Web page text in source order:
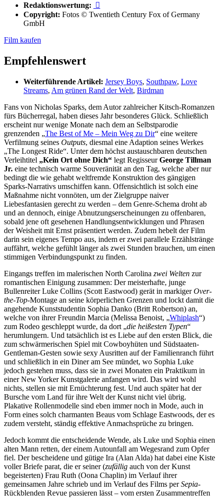
Redaktionswertung:

Copyright: Fotos © Twentieth Century Fox of Germany
GmbH
Film kaufen
Empfehlenswert
Weiterführende Artikel: Jersey Boys, Southpaw, Love
Streams, Am grünen Rand der Welt, Birdman
Fans von Nicholas Sparks, dem Autor zahlreicher Kitsch-Romanzen
fürs Bücherregal, haben dieses Jahr besonderes Glück. Schließlich
erscheint nur wenige Monate nach dem an Selbstparodie
grenzenden „The Best of Me – Mein Weg zu Dir“ eine weitere
Verfilmung seines Outputs, diesmal eine Adaption seines Werkes
„The Longest Ride“. Unter dem höchst austauschbaren deutschen
Verleihtitel „Kein Ort ohne Dich“ legt RegisseurGeorge Tillman
Jr. eine technisch warme Souveränität an den Tag, welche aber nur
bedingt die wie gehabt weltfremde Konstruktion des gängigen
Sparks-Narrativs umschiffen kann. Offensichtlich ist solch eine
Maßnahme nicht vonnöten, um der Zielgruppe naiver
Liebesfantasien gerecht zu werden – dem Genre-Schema droht ab
und an dennoch, einige Abnutzungserscheinungen zu offenbaren,
sobald jene oft gesehenen Handlungsentwicklungen und Phrasen
der Weisheit mit Ernst präsentiert werden. Zudem hebelt der Film
darin sein eigenes Tempo aus, indem er zwei parallele Erzählstränge
auffährt, welche gefühlt länger als zwei Stunden brauchen, um einen
stimmigen Verbindungspunkt zu finden.
Eingangs treffen im malerischen North Carolina zwei Welten zur
romantischen Einigung zusammen: Der meisterhafte, junge
Bullenreiter Luke Collins (Scott Eastwood) gerät in markigerOver-
the-Top-Montage an seine körperlichen Grenzen und lockt damit die
angehende Kunststudentin Sophia Danko (Britt Robertson) an,
welche von ihrer Freundin Marcia (Melissa Benoist, „Whiplash“)
zum Rodeo geschleppt wurde, da dort „die heißesten Typen“
herumlungern. Und tatsächlich ist es Liebe auf den ersten Blick, die
zum schwärmerischen Spiel mit Cowboyhüten und Südstaaten-
Gentleman-Gesten sowie sexy Ausritten auf der Familienranch führt
und schließlich in ein Diner am See mündet, wo Sophia Luke
jedoch gestehen muss, dass sie in zwei Monaten ein Praktikum in
einer New Yorker Kunstgalerie anfangen wird. Das wird wohl
nichts, stellen sie mit Ernüchterung fest. Und auch später hat der
Bursche vom Land für ihre Welt der Kunst nicht viel übrig.
Plakative Rollenmodelle sind eben immer noch in Mode, auch in
Form eines solch charmanten Beaus vom Schlage Eastwoods, der es
zudem versteht, ständig effektive Anmachsprüche zu bringen.
Jedoch kommt die entscheidende Wende, als Luke und Sophia einen
alten Mann retten, der einem Autounfall am Wegesrand zum Opfer
fiel. Der bescheidene und gütige Ira (Alan Alda) hat dabei eine Kiste
voller Briefe parat, die er seiner (zufällig auch von der Kunst
begeisterten) Frau Ruth (Oona Chaplin) im Verlauf ihrer
gemeinsamen Jahre schrieb und im Verlauf des Films perSepia-
Rückblenden Revue passieren lässt – vom ersten Zusammentreffen